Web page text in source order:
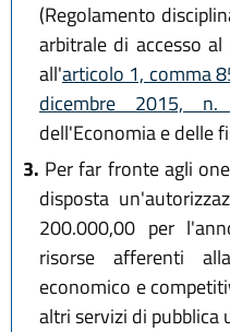
(Regolamento
arbitrale di accesso
all'articolo 1, comma
dicembre 2015,
dell'Economia e delle
3. Per far fronte agli
disposta
200.000,00 per
risorse afferenti
economico e
altri servizi di pubblica